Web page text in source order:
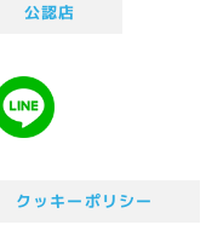
公認店
クッキーポリシー